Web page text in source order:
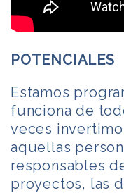
POTENCIALES
Estamos
funciona de
veces
aquellas
responsables
proyectos, las